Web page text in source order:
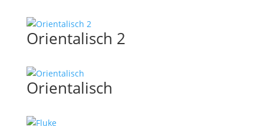
Orientalisch 2
Orientalisch